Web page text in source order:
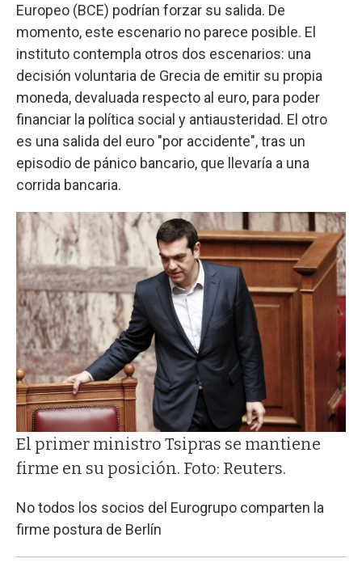
Europeo (BCE) podrían forzar su salida. De
momento, este escenario no parece posible. El
instituto contempla otros dos escenarios: una
decisión voluntaria de Grecia de emitir su propia
moneda, devaluada respecto al euro, para poder
financiar la política social y antiausteridad. El otro
es una salida del euro "por accidente", tras un
episodio de pánico bancario, que llevaría a una
corrida bancaria.
El primer ministro Tsipras se mantiene
firme en su posición. Foto: Reuters.
No todos los socios del Eurogrupo comparten la
firme postura de Berlín